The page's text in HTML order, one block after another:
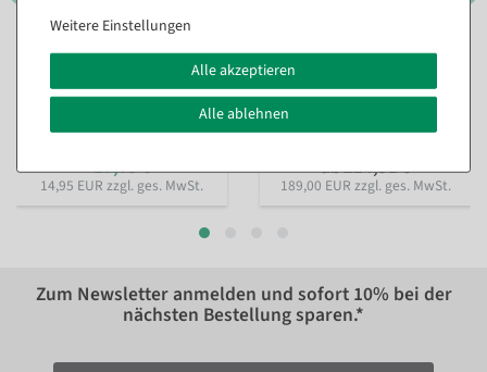
3er Set Dekoringe, schwarz
Sofort versandfähig.
17,79 €
14,95 EUR zzgl. ges. MwSt.
Schneerolle 35 m schwer
entflammbar, B1
Sofort versandfähig.
ab 224,91 €
189,00 EUR zzgl. ges. MwSt.
Zum Newsletter anmelden und sofort 10% bei der
nächsten Bestellung sparen.*
Weitere Einstellungen
Alle akzeptieren
Alle ablehnen